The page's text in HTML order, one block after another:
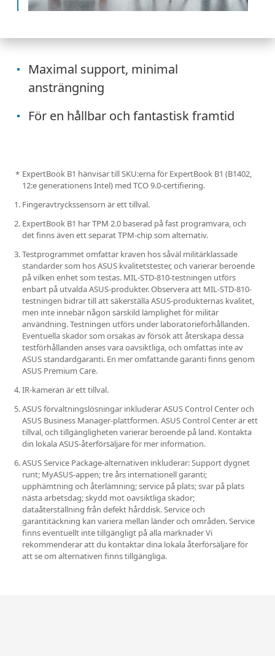
Maximal support, minimal
ansträngning
För en hållbar och fantastisk framtid
ExpertBook B1 hänvisar till SKU:erna för ExpertBook B1 (B1402,
12:e generationens Intel) med TCO 9.0-certifiering.
Fingeravtryckssensorn är ett tillval.
ExpertBook B1 har TPM 2.0 baserad på fast programvara, och
det finns även ett separat TPM-chip som alternativ.
Testprogrammet omfattar kraven hos såväl militärklassade
standarder som hos ASUS kvalitetstester, och varierar beroende
på vilken enhet som testas. MIL-STD-810-testningen utförs
enbart på utvalda ASUS-produkter. Observera att MIL-STD-810-
testningen bidrar till att säkerställa ASUS-produkternas kvalitet,
men inte innebär någon särskild lämplighet för militär
användning. Testningen utförs under laboratorieförhållanden.
Eventuella skador som orsakas av försök att återskapa dessa
testförhållanden anses vara oavsiktliga, och omfattas inte av
ASUS standardgaranti. En mer omfattande garanti finns genom
ASUS Premium Care.
IR-kameran är ett tillval.
ASUS förvaltningslösningar inkluderar ASUS Control Center och
ASUS Business Manager-plattformen. ASUS Control Center är ett
tillval, och tillgängligheten varierar beroende på land. Kontakta
din lokala ASUS-återförsäljare för mer information.
ASUS Service Package-alternativen inkluderar: Support dygnet
runt; MyASUS-appen; tre års internationell garanti;
upphämtning och återlämning; service på plats; svar på plats
nästa arbetsdag; skydd mot oavsiktliga skador;
dataåterställning från defekt hårddisk. Service och
garantitäckning kan variera mellan länder och områden. Service
finns eventuellt inte tillgängligt på alla marknader Vi
rekommenderar att du kontaktar dina lokala återförsäljare för
att se om alternativen finns tillgängliga.